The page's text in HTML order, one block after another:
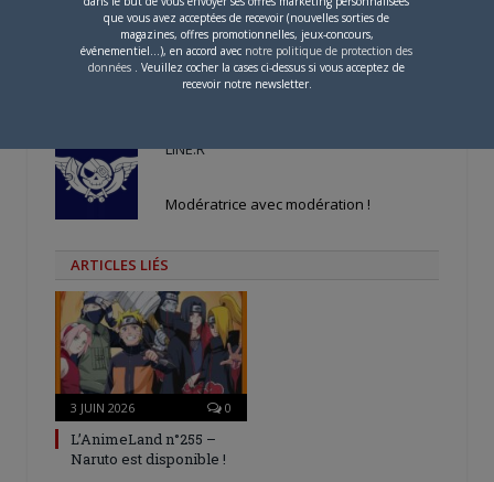
TwitterFacebookGoogle+PinterestLinkedIn
Tumblr Email
LINE.R
Modératrice avec modération !
ARTICLES LIÉS
3 JUIN 2026 0
L’AnimeLand n°255 –
Naruto est disponible !
que vous avez acceptées de recevoir (nouvelles sorties de
magazines, offres promotionnelles, jeux-concours,
événementiel...), en accord avec notre politique de protection des
données . Veuillez cocher la cases ci-dessus si vous acceptez de
recevoir notre newsletter.